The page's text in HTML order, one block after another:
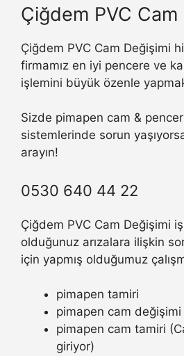
Çiğdem PVC Cam
Çiğdem PVC Cam Değişimi
firmamız en iyi pencere ve
işlemini büyük özenle
Sizde pimapen cam &
sistemlerinde sorun
arayın!
0530 640 44 22
Çiğdem PVC Cam Değişimi
olduğunuz arızalara ilişkin
için yapmış olduğumuz
pimapen tamiri
pimapen cam değişimi
pimapen cam tamiri
giriyor)